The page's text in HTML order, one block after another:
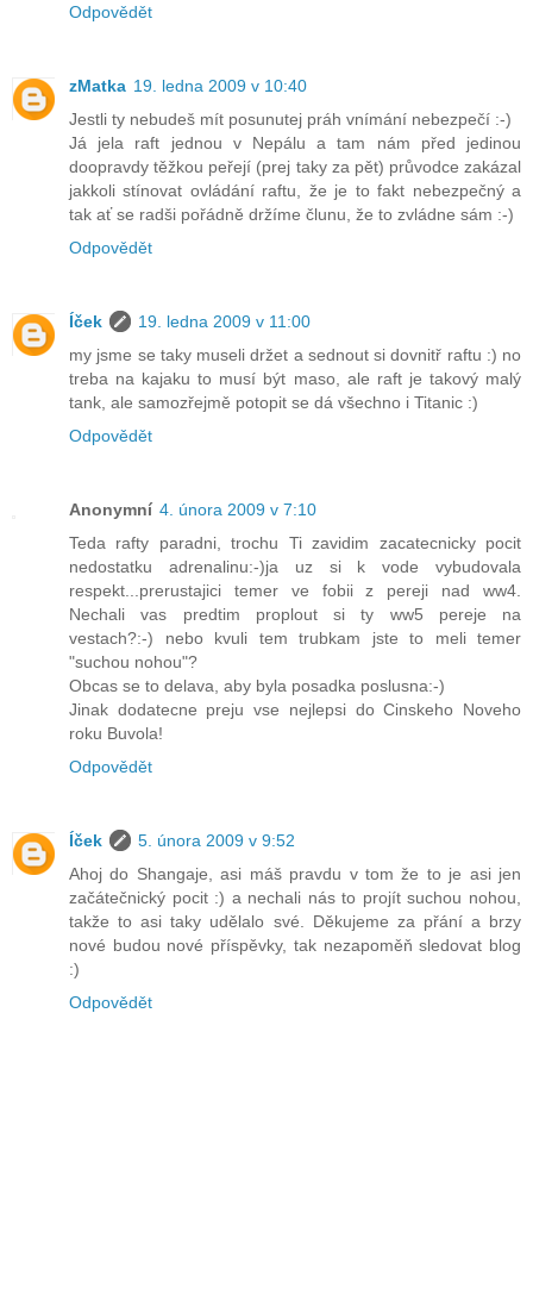
Odpovědět
zMatka 19. ledna 2009 v 10:40
Jestli ty nebudeš mít posunutej práh vnímání nebezpečí :-)
Já jela raft jednou v Nepálu a tam nám před jedinou
doopravdy těžkou peřejí (prej taky za pět) průvodce zakázal
jakkoli stínovat ovládání raftu, že je to fakt nebezpečný a
tak ať se radši pořádně držíme člunu, že to zvládne sám :-)
Odpovědět
Íček
19. ledna 2009 v 11:00
my jsme se taky museli držet a sednout si dovnitř raftu :) no
treba na kajaku to musí být maso, ale raft je takový malý
tank, ale samozřejmě potopit se dá všechno i Titanic :)
Odpovědět
Anonymní 4. února 2009 v 7:10
Teda rafty paradni, trochu Ti zavidim zacatecnicky pocit
nedostatku adrenalinu:-)ja uz si k vode vybudovala
respekt...prerustajici temer ve fobii z pereji nad ww4.
Nechali vas predtim proplout si ty ww5 pereje na
vestach?:-) nebo kvuli tem trubkam jste to meli temer
"suchou nohou"?
Obcas se to delava, aby byla posadka poslusna:-)
Jinak dodatecne preju vse nejlepsi do Cinskeho Noveho
roku Buvola!
Odpovědět
Íček
5. února 2009 v 9:52
Ahoj do Shangaje, asi máš pravdu v tom že to je asi jen
začátečnický pocit :) a nechali nás to projít suchou nohou,
takže to asi taky udělalo své. Děkujeme za přání a brzy
nové budou nové příspěvky, tak nezapoměň sledovat blog
:)
Odpovědět